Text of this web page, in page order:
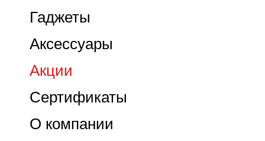
О компании
Сертификаты
Акции
Аксессуары
Гаджеты